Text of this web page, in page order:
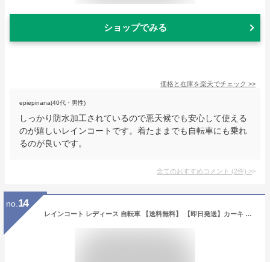
ショップでみる
価格と在庫を楽天でチェック >>
epiepinana(40代・男性)
しっかり防水加工されているので悪天候でも安心して使える
のが嬉しいレインコートです。着たままでも自転車にも乗れ
るのが良いです。
全てのおすすめコメント (2件) >
no. 14
レインコート レディース 自転車 【送料無料】 【即日発送】カーキ 全9色 かわいい おしゃれ ロング カッパ 保育園 キッズ 子供 アウトドア 通勤 通学 高校 学生 防水 リュック 軽い めくれない 梅雨対策 ミニバック 散歩 街中 ウォーキング お出かけ プレゼント 母の日